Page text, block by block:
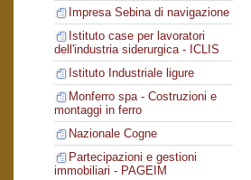
Impresa Sebina di navigazione
Istituto case per lavoratori
dell'industria siderurgica - ICLIS
Istituto Industriale ligure
Monferro spa - Costruzioni e
montaggi in ferro
Nazionale Cogne
Partecipazioni e gestioni
immobiliari - PAGEIM